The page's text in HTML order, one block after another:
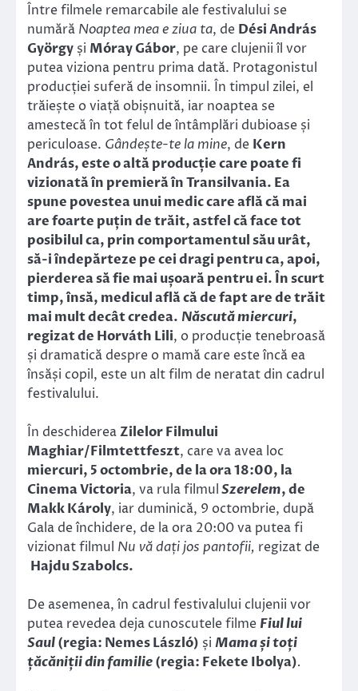
Între filmele remarcabile ale festivalului se
numără Noaptea mea e ziua ta, de Dési András
György și Móray Gábor, pe care clujenii îl vor
putea viziona pentru prima dată. Protagonistul
producției suferă de insomnii. În timpul zilei, el
trăiește o viață obișnuită, iar noaptea se
amestecă în tot felul de întâmplări dubioase și
periculoase. Gândește-te la mine, de Kern
András, este o altă producție care poate fi
vizionată în premieră în Transilvania. Ea
spune povestea unui medic care află că mai
are foarte puțin de trăit, astfel că face tot
posibilul ca, prin comportamentul său urât,
să-i îndepărteze pe cei dragi pentru ca, apoi,
pierderea să fie mai ușoară pentru ei. În scurt
timp, însă, medicul află că de fapt are de trăit
mai mult decât credea. Născută miercuri,
regizat de Horváth Lili, o producție tenebroasă
și dramatică despre o mamă care este încă ea
însăși copil, este un alt film de neratat din cadrul
festivalului.
În deschidereaZilelor Filmului
Maghiar/Filmtettfeszt, care va avea loc
miercuri, 5 octombrie, de la ora 18:00, la
Cinema Victoria, va rula filmulSzerelem, de
Makk Károly, iar duminică, 9 octombrie, după
Gala de închidere, de la ora 20:00 va putea fi
vizionat filmul Nu vă dați jos pantofii, regizat de
Hajdu Szabolcs.
De asemenea, în cadrul festivalului clujenii vor
putea revedea deja cunoscutele filme Fiul lui
Saul(regia: Nemes László) și Mama și toți
țăcăniții din familie(regia: Fekete Ibolya).